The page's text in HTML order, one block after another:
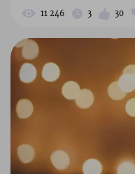
11 246 3 30